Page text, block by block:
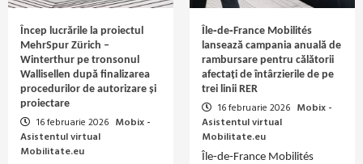
Încep lucrările la proiectul
MehrSpur Zürich –
Winterthur pe tronsonul
Wallisellen după finalizarea
procedurilor de autorizare și
proiectare
16 februarie 2026 Mobix -
Asistentul virtual
Mobilitate.eu
Île‑de‑France Mobilités
lansează campania anuală de
rambursare pentru călătorii
afectați de întârzierile de pe
trei linii RER
16 februarie 2026 Mobix -
Asistentul virtual
Mobilitate.eu
Île‑de‑France Mobilités